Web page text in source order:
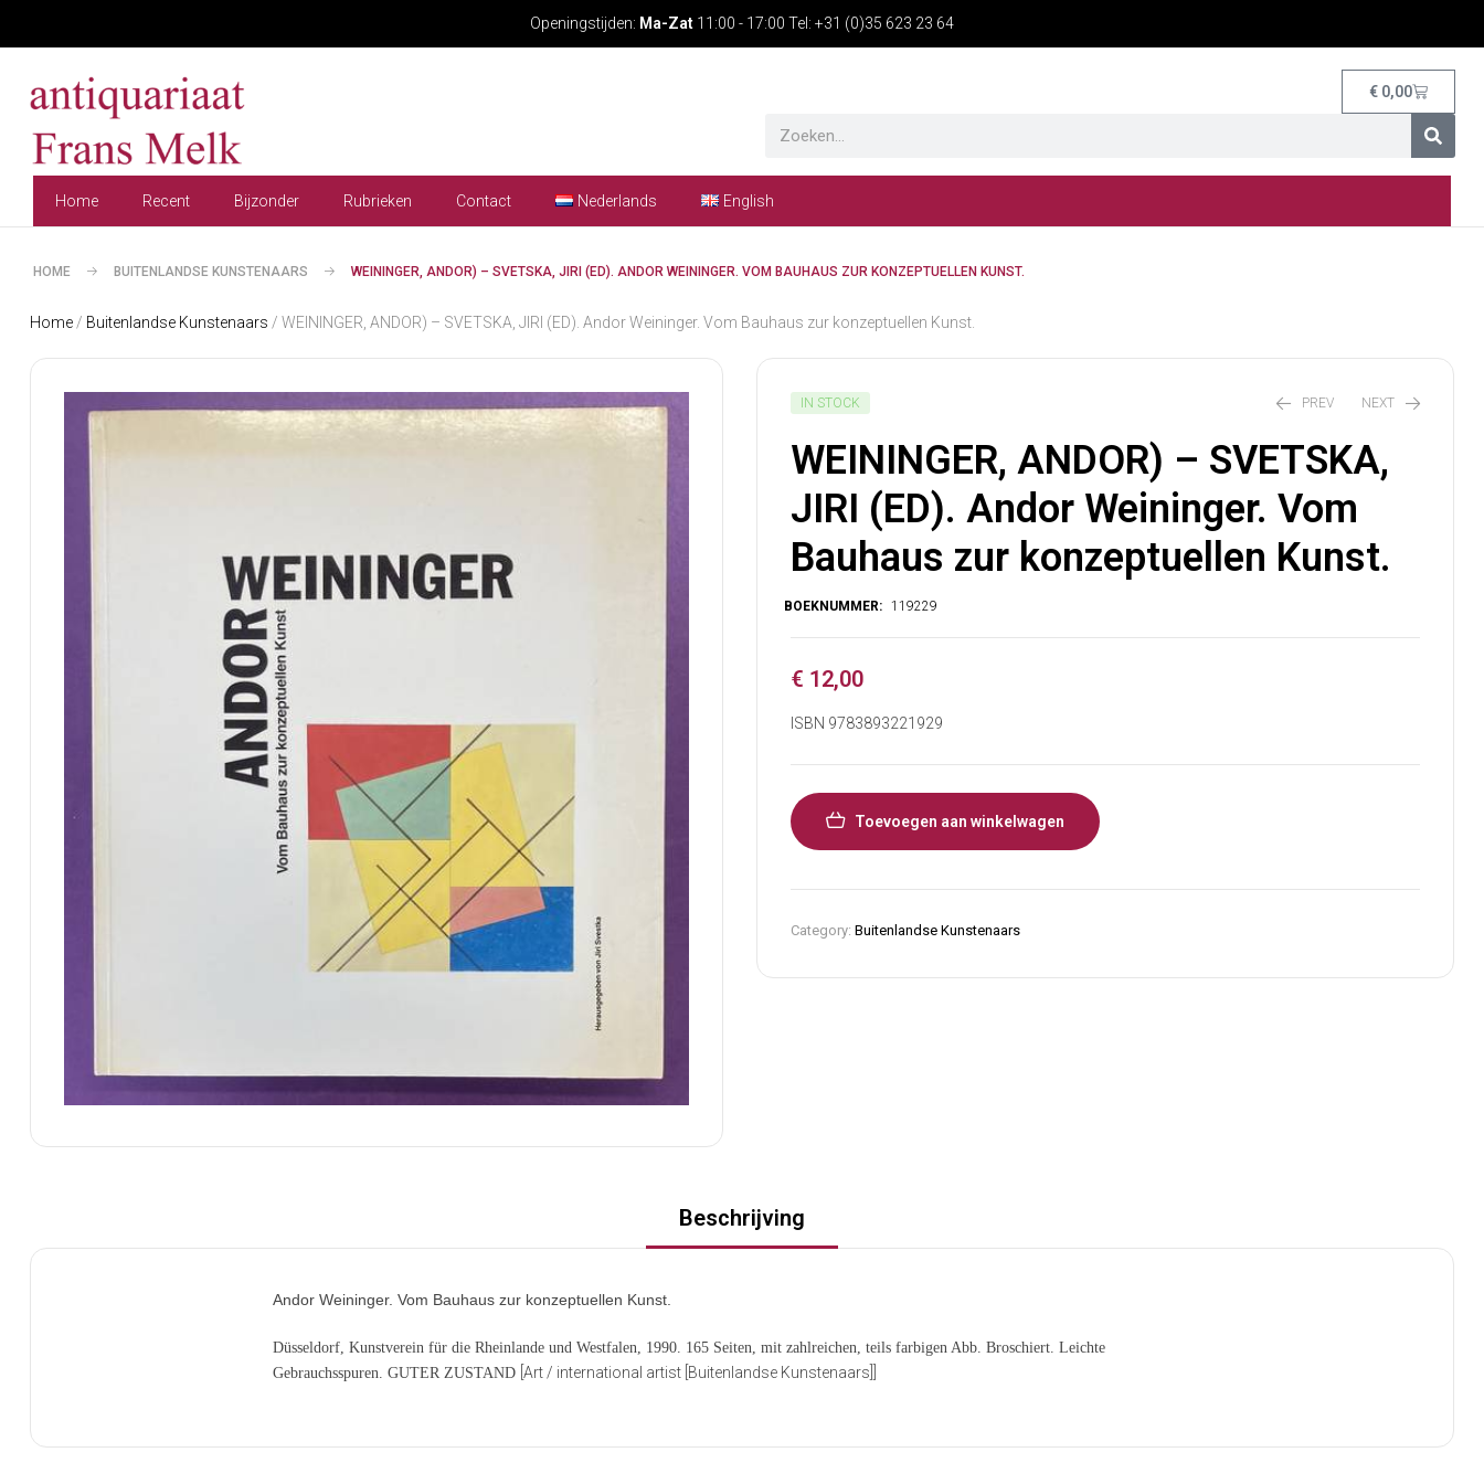
Openingstijden: Ma-Zat 11:00 - 17:00 Tel: +31 (0)35 623 23 64
€ 0,00
Home Recent Bijzonder Rubrieken Contact Nederlands English
HOME BUITENLANDSE KUNSTENAARS WEININGER, ANDOR) – SVETSKA, JIRI (ED). ANDOR WEININGER. VOM BAUHAUS ZUR KONZEPTUELLEN KUNST.
Home / Buitenlandse Kunstenaars / WEININGER, ANDOR) – SVETSKA, JIRI (ED). Andor Weininger. Vom Bauhaus zur konzeptuellen Kunst.
IN STOCK PREV NEXT
WEININGER, ANDOR) – SVETSKA,
JIRI (ED). Andor Weininger. Vom
Bauhaus zur konzeptuellen Kunst.
€ 12,00
ISBN 9783893221929
Toevoegen aan winkelwagen
Category: Buitenlandse Kunstenaars
Beschrijving
Andor Weininger. Vom Bauhaus zur konzeptuellen Kunst.
Düsseldorf, Kunstverein für die Rheinlande und Westfalen, 1990. 165 Seiten, mit zahlreichen, teils farbigen Abb. Broschiert. Leichte
Gebrauchsspuren. GUTER ZUSTAND [Art / international artist [Buitenlandse Kunstenaars]]